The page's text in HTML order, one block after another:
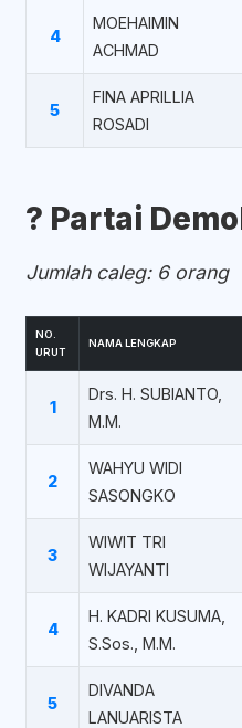
4
MOEHAIMIN
ACHMAD
5
FINA APRILLIA
ROSADI
?️ Partai
Jumlah caleg: 6 orang
NO.
URUT
NAMA LENGKAP
1
Drs. H. SUBIANTO,
M.M.
2
WAHYU WIDI
SASONGKO
3
WIWIT TRI
WIJAYANTI
4
H. KADRI KUSUMA,
S.Sos., M.M.
5
DIVANDA
LANUARISTA